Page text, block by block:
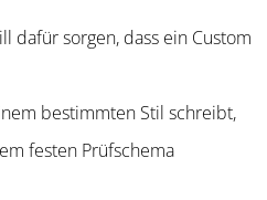
dafür sorgen, dass ein Custom
bestimmten Stil schreibt,
festen Prüfschema